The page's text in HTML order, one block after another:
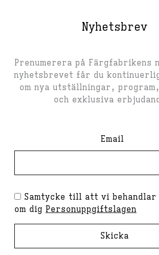
Nyhetsbrev
Prenumerera på Färgfabrikens
nyhetsbrevet får du
om nya utställningar,
och exklusiva
Email
Samtycke till att vi
om dig Personuppgiftslagen
Skicka